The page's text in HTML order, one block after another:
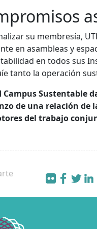
su membresía,
en asambleas y
en todos sus
tanto la operación
Campus Sustentable
de una relación de
del trabajo